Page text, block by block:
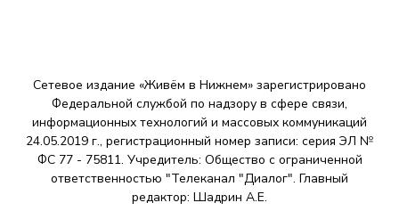
Сетевое издание «Живём в Нижнем» зарегистрировано
Федеральной службой по надзору в сфере связи,
информационных технологий и массовых коммуникаций
24.05.2019 г., регистрационный номер записи: серия ЭЛ №
ФС 77 - 75811. Учредитель: Общество с ограниченной
ответственностью "Телеканал "Диалог". Главный
редактор: Шадрин A.E.